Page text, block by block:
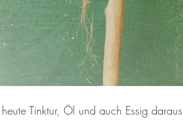
Tinktur, Öl und auch Essig